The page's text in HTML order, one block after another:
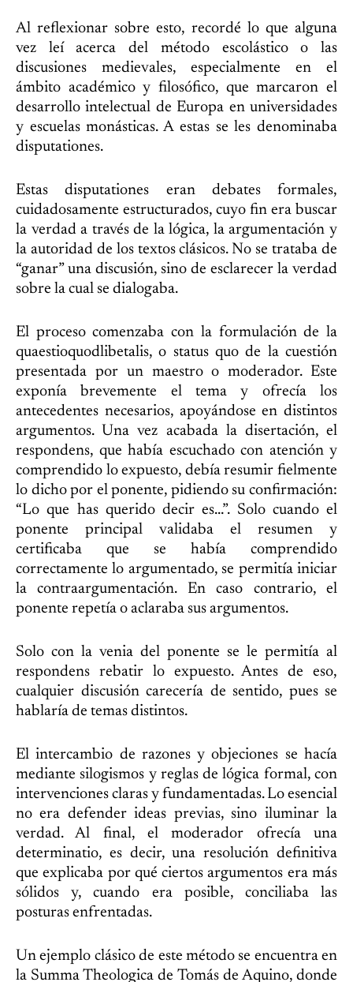
Al reflexionar sobre esto, recordé lo que alguna
vez leí acerca del método escolástico o las
discusiones medievales, especialmente en el
ámbito académico y filosófico, que marcaron el
desarrollo intelectual de Europa en universidades
y escuelas monásticas. A estas se les denominaba
disputationes.
Estas disputationes eran debates formales,
cuidadosamente estructurados, cuyo fin era buscar
la verdad a través de la lógica, la argumentación y
la autoridad de los textos clásicos. No se trataba de
“ganar” una discusión, sino de esclarecer la verdad
sobre la cual se dialogaba.
El proceso comenzaba con la formulación de la
quaestioquodlibetalis, o status quo de la cuestión
presentada por un maestro o moderador. Este
exponía brevemente el tema y ofrecía los
antecedentes necesarios, apoyándose en distintos
argumentos. Una vez acabada la disertación, el
respondens, que había escuchado con atención y
comprendido lo expuesto, debía resumir fielmente
lo dicho por el ponente, pidiendo su confirmación:
“Lo que has querido decir es…”. Solo cuando el
ponente principal validaba el resumen y
certificaba que se había comprendido
correctamente lo argumentado, se permitía iniciar
la contraargumentación. En caso contrario, el
ponente repetía o aclaraba sus argumentos.
Solo con la venia del ponente se le permitía al
respondens rebatir lo expuesto. Antes de eso,
cualquier discusión carecería de sentido, pues se
hablaría de temas distintos.
El intercambio de razones y objeciones se hacía
mediante silogismos y reglas de lógica formal, con
intervenciones claras y fundamentadas. Lo esencial
no era defender ideas previas, sino iluminar la
verdad. Al final, el moderador ofrecía una
determinatio, es decir, una resolución definitiva
que explicaba por qué ciertos argumentos era más
sólidos y, cuando era posible, conciliaba las
posturas enfrentadas.
Un ejemplo clásico de este método se encuentra en
la Summa Theologica de Tomás de Aquino, donde